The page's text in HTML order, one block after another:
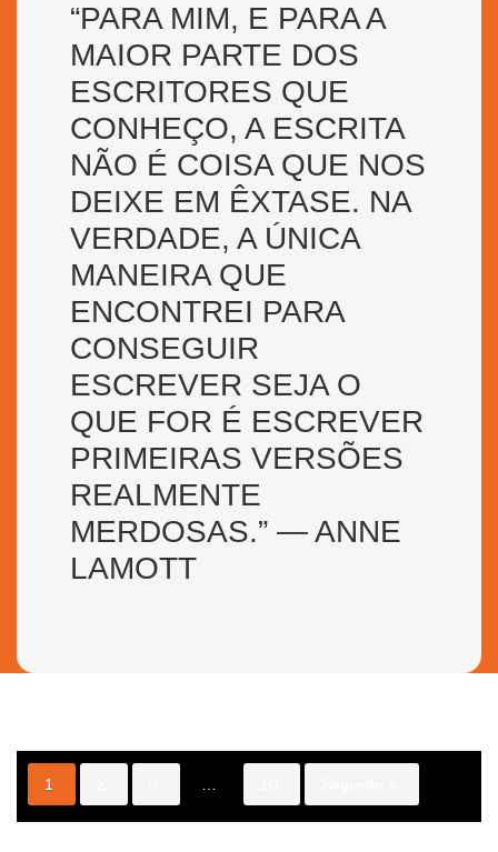
“PARA MIM, E PARA A
MAIOR PARTE DOS
ESCRITORES QUE
CONHEÇO, A ESCRITA
NÃO É COISA QUE NOS
DEIXE EM ÊXTASE. NA
VERDADE, A ÚNICA
MANEIRA QUE
ENCONTREI PARA
CONSEGUIR
ESCREVER SEJA O
QUE FOR É ESCREVER
PRIMEIRAS VERSÕES
REALMENTE
MERDOSAS.” — ANNE
LAMOTT
1